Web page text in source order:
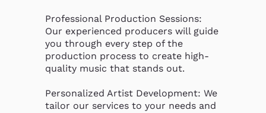
Professional Production Sessions:
Our experienced producers will guide
you through every step of the
production process to create high-
quality music that stands out.
Personalized Artist Development: We
tailor our services to your needs and